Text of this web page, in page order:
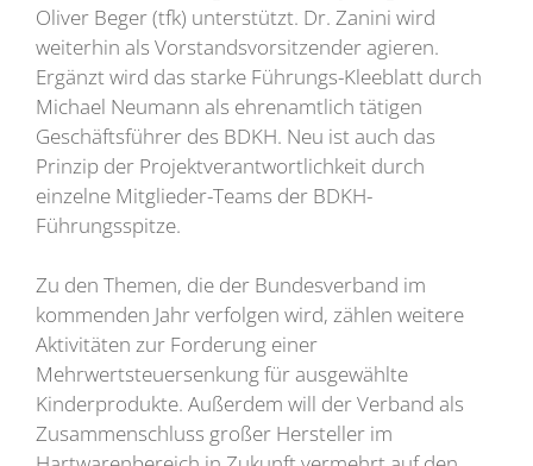
Oliver Beger (tfk) unterstützt. Dr. Zanini wird
weiterhin als Vorstandsvorsitzender agieren.
Ergänzt wird das starke Führungs-Kleeblatt durch
Michael Neumann als ehrenamtlich tätigen
Geschäftsführer des BDKH. Neu ist auch das
Prinzip der Projektverantwortlichkeit durch
einzelne Mitglieder-Teams der BDKH-
Führungsspitze.
Zu den Themen, die der Bundesverband im
kommenden Jahr verfolgen wird, zählen weitere
Aktivitäten zur Forderung einer
Mehrwertsteuersenkung für ausgewählte
Kinderprodukte. Außerdem will der Verband als
Zusammenschluss großer Hersteller im